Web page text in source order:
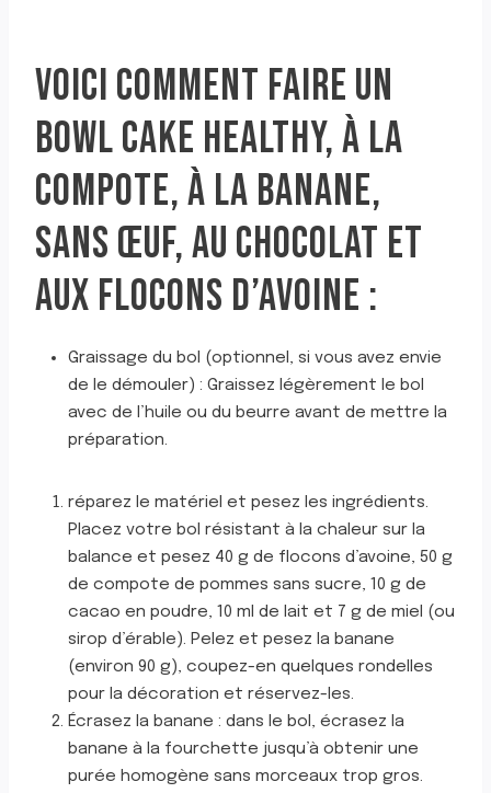
VOICI COMMENT FAIRE UN
BOWL CAKE HEALTHY, À LA
COMPOTE, À LA BANANE,
SANS ŒUF, AU CHOCOLAT ET
AUX FLOCONS D’AVOINE :
Graissage du bol (optionnel, si vous avez envie
de le démouler) : Graissez légèrement le bol
avec de l’huile ou du beurre avant de mettre la
préparation.
réparez le matériel et pesez les ingrédients.
Placez votre bol résistant à la chaleur sur la
balance et pesez 40 g de flocons d’avoine, 50 g
de compote de pommes sans sucre, 10 g de
cacao en poudre, 10 ml de lait et 7 g de miel (ou
sirop d’érable). Pelez et pesez la banane
(environ 90 g), coupez-en quelques rondelles
pour la décoration et réservez-les.
Écrasez la banane : dans le bol, écrasez la
banane à la fourchette jusqu’à obtenir une
purée homogène sans morceaux trop gros.